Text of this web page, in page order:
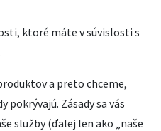
ktoré máte v súvislosti s
a preto chceme,
pokrývajú. Zásady sa vás
služby (ďalej len ako „naše